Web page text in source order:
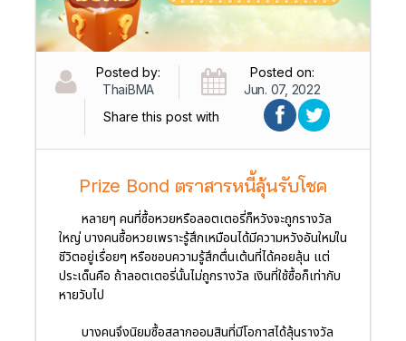
Posted by:
ThaiBMA
Posted on:
Jun. 07, 2022
Share this post with
Prize Bond ตราสารหนี้ลุ้นรับโชค
หลายๆ คนที่ซื้อหวยหรือลอตเตอรี่ก็หวังจะถูกรางวัล
ใหญ่ บางคนซื้อหวยเพราะรู้สึกเหมือนได้มีความหวังอันใหม่ใน
ชีวิตอยู่เรื่อยๆ หรือชอบความรู้สึกตื่นเต้นที่ได้คอยลุ้น แต่
ประเด็นคือ ถ้าลอตเตอรี่นั้นไม่ถูกรางวัล เงินที่ใช้ซื้อก็เท่ากับ
หายวับไป
บางคนจึงนิยมซื้อสลากออมสินที่มีโอกาสได้ลุ้นรางวัล